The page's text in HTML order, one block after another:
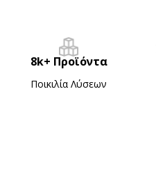
8k+ Προϊόντα
Ποικιλία Λύσεων